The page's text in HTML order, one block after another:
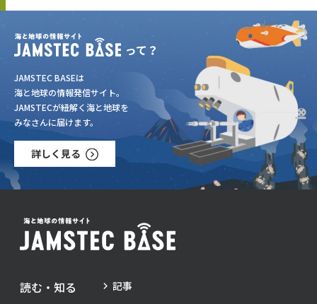
JAMSTEC BASEは
海と地球の情報発信サイト。
JAMSTECが紐解く海と地球を
みなさんに届けます。
詳しく見る
読む・知る
記事